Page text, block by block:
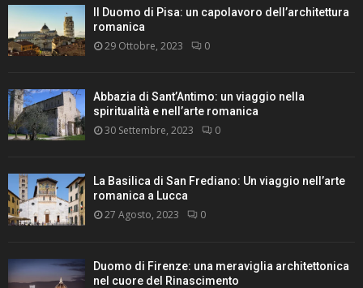
Il Duomo di Pisa: un capolavoro dell’architettura
romanica
29 Ottobre, 2023 0
Abbazia di Sant’Antimo: un viaggio nella
spiritualità e nell’arte romanica
30 Settembre, 2023 0
La Basilica di San Frediano: Un viaggio nell’arte
romanica a Lucca
27 Agosto, 2023 0
Duomo di Firenze: una meraviglia architettonica
nel cuore del Rinascimento